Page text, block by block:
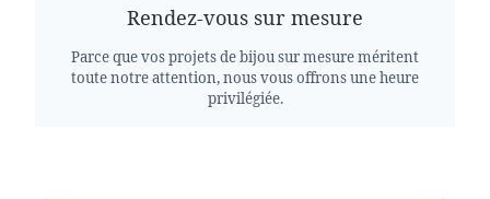
Rendez-vous sur mesure
Parce que vos projets de bijou sur mesure méritent
toute notre attention, nous vous offrons une heure
privilégiée.